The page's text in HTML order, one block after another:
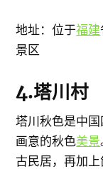
地址：位于福建
景区
4.塔川村
塔川秋色是中
画意的秋色美景
古民居，再加